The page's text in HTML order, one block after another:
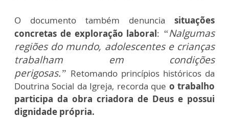
O documento também denuncia situações
concretas de exploração laboral: “Nalgumas
regiões do mundo, adolescentes e crianças
trabalham em condições
perigosas.” Retomando princípios históricos da
Doutrina Social da Igreja, recorda que o trabalho
participa da obra criadora de Deus e possui
dignidade própria.